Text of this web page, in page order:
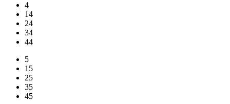
4
14
24
34
44
5
15
25
35
45